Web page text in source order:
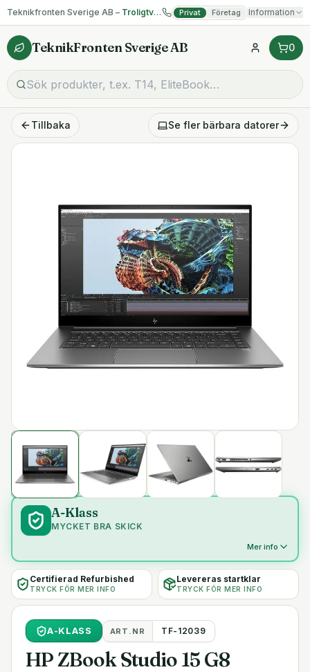
Teknikfronten Sverige AB – Troligtvis billigast på begagnad IT! Privat Företag Information
TeknikFronten Sverige AB 0
Tillbaka Se fler bärbara datorer
A-Klass
MYCKET BRA SKICK
Mer info
Certifierad Refurbished
TRYCK FÖR MER INFO
Levereras startklar
TRYCK FÖR MER INFO
A-KLASS ART.NR TF-12039
HP ZBook Studio 15 G8